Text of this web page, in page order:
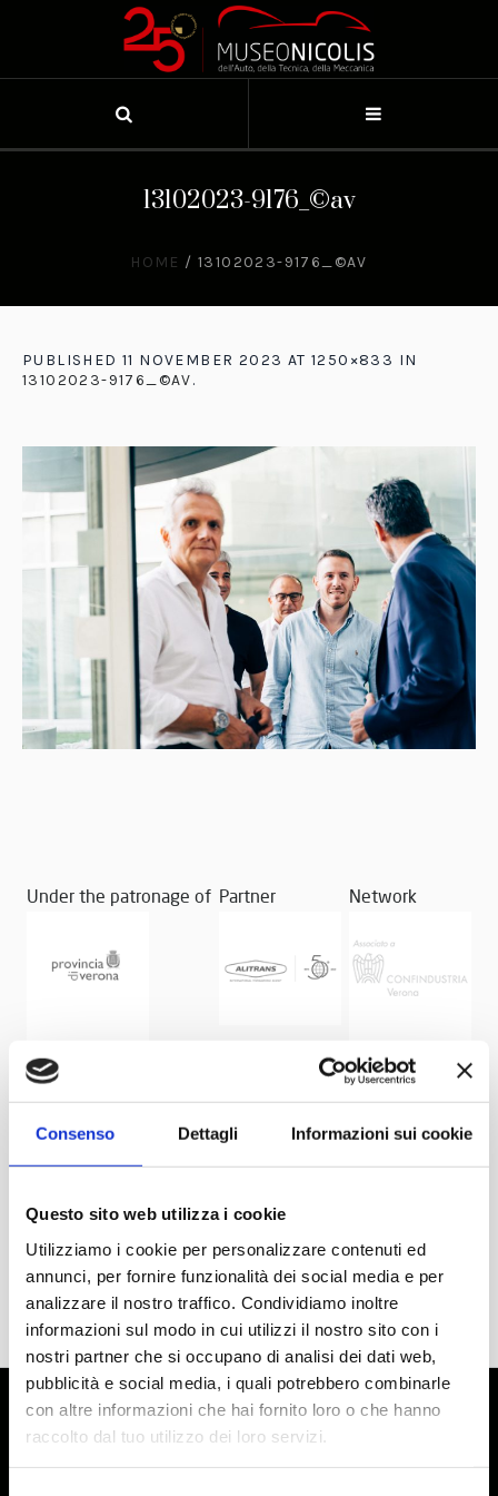
Consenso Dettagli Informazioni sui cookie
Questo sito web utilizza i cookie
Utilizziamo i cookie per personalizzare contenuti ed
annunci, per fornire funzionalità dei social media e per
analizzare il nostro traffico. Condividiamo inoltre
informazioni sul modo in cui utilizzi il nostro sito con i
nostri partner che si occupano di analisi dei dati web,
pubblicità e social media, i quali potrebbero combinarle
con altre informazioni che hai fornito loro o che hanno
raccolto dal tuo utilizzo dei loro servizi.
13102023-9176_©av
HOME / 13102023-9176_©AV
PUBLISHED 11 NOVEMBER 2023 AT 1250×833 IN
13102023-9176_©AV.
Under the patronage of Partner Network